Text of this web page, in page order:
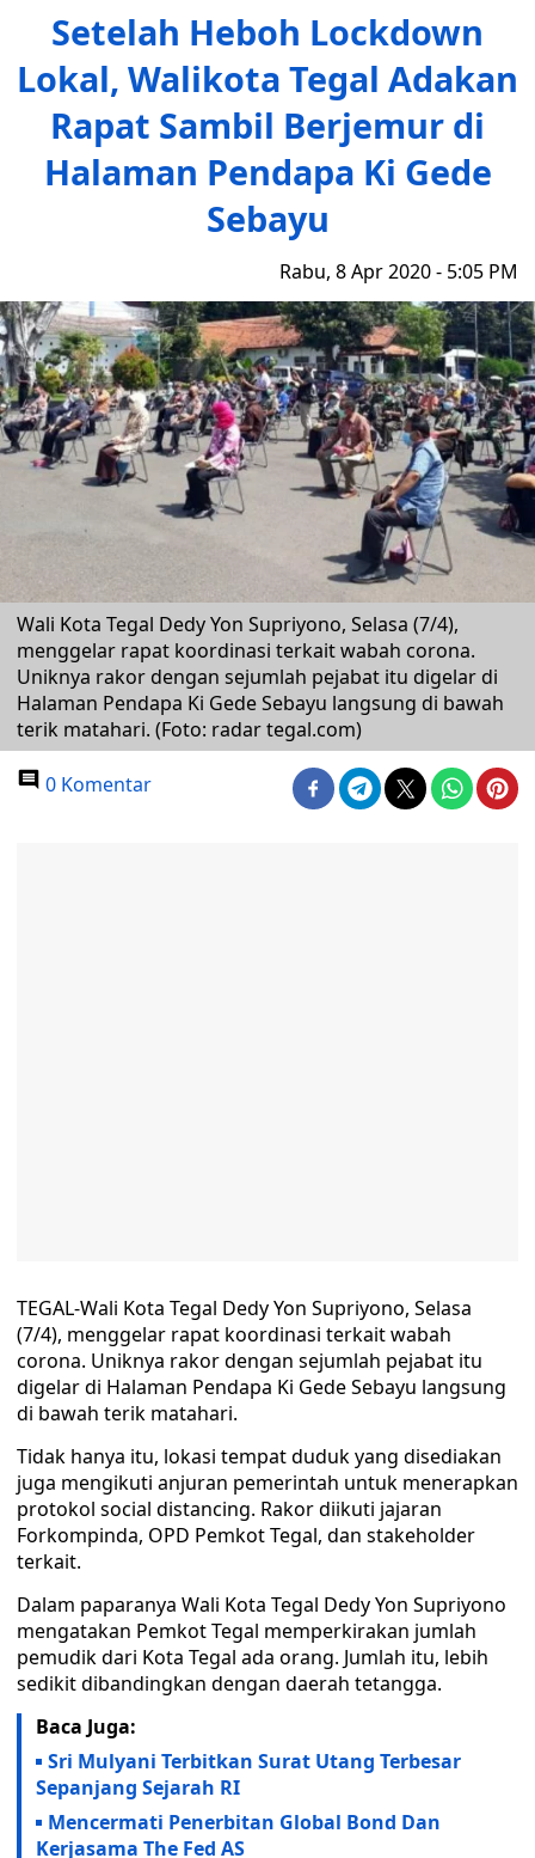
Setelah Heboh Lockdown
Lokal, Walikota Tegal Adakan
Rapat Sambil Berjemur di
Halaman Pendapa Ki Gede
Sebayu
Rabu, 8 Apr 2020 - 5:05 PM
Wali Kota Tegal Dedy Yon Supriyono, Selasa (7/4),
menggelar rapat koordinasi terkait wabah corona.
Uniknya rakor dengan sejumlah pejabat itu digelar di
Halaman Pendapa Ki Gede Sebayu langsung di bawah
terik matahari. (Foto: radar tegal.com)
0 Komentar
TEGAL-Wali Kota Tegal Dedy Yon Supriyono, Selasa
(7/4), menggelar rapat koordinasi terkait wabah
corona. Uniknya rakor dengan sejumlah pejabat itu
digelar di Halaman Pendapa Ki Gede Sebayu langsung
di bawah terik matahari.
Tidak hanya itu, lokasi tempat duduk yang disediakan
juga mengikuti anjuran pemerintah untuk menerapkan
protokol social distancing. Rakor diikuti jajaran
Forkompinda, OPD Pemkot Tegal, dan stakeholder
terkait.
Dalam paparanya Wali Kota Tegal Dedy Yon Supriyono
mengatakan Pemkot Tegal memperkirakan jumlah
pemudik dari Kota Tegal ada orang. Jumlah itu, lebih
sedikit dibandingkan dengan daerah tetangga.
Baca Juga:
Sri Mulyani Terbitkan Surat Utang Terbesar
Sepanjang Sejarah RI
Mencermati Penerbitan Global Bond Dan
Kerjasama The Fed AS